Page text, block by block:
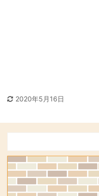
2020年5月16日